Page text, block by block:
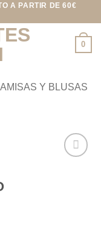
A PARTIR DE 60€
0
Y BLUSAS